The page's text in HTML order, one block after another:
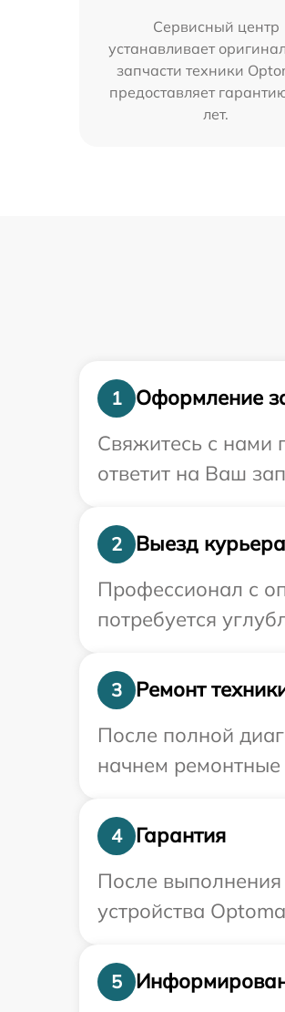
Сервисный центр
устанавливает
запчасти техники
предоставляет
лет.
1
Оформление
Свяжитесь с нами
ответит на Ваш
2
Выезд
Профессионал с
потребуется
3
Ремонт
После полной
начнем
4
Гарантия
После
устройства
5